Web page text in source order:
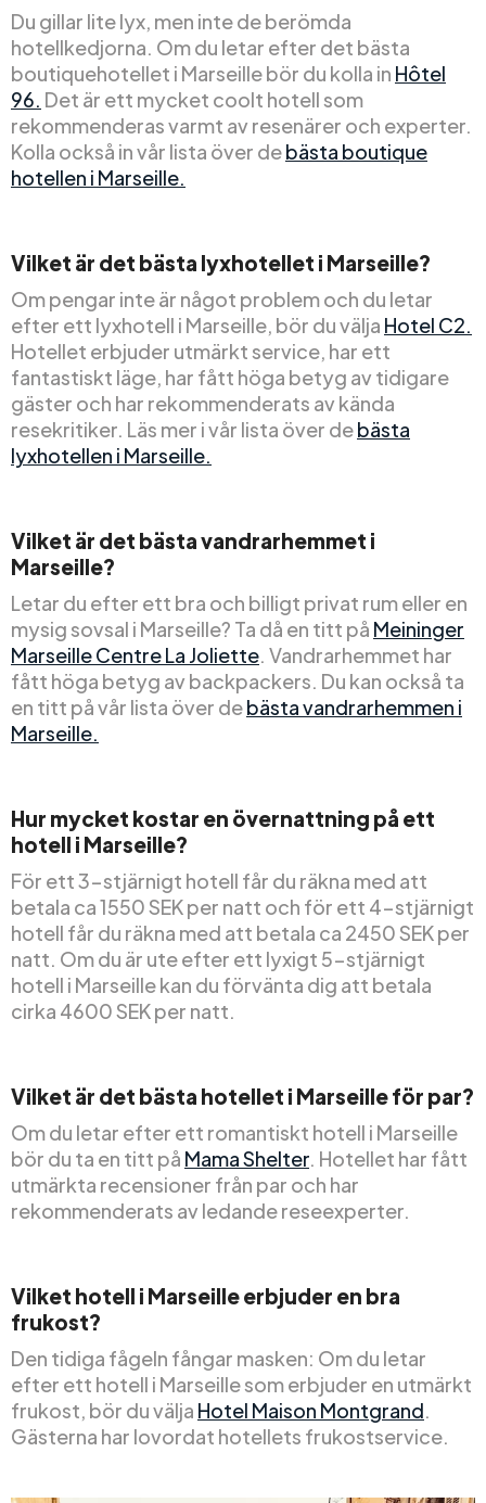
Du gillar lite lyx, men inte de berömda
hotellkedjorna. Om du letar efter det bästa
boutiquehotellet i Marseille bör du kolla in Hôtel
96. Det är ett mycket coolt hotell som
rekommenderas varmt av resenärer och experter.
Kolla också in vår lista över debästa boutique
hotellen i Marseille.
Vilket är det bästa lyxhotellet i Marseille?
Om pengar inte är något problem och du letar
efter ett lyxhotell i Marseille, bör du välja Hotel C2.
Hotellet erbjuder utmärkt service, har ett
fantastiskt läge, har fått höga betyg av tidigare
gäster och har rekommenderats av kända
resekritiker. Läs mer i vår lista över debästa
lyxhotellen i Marseille.
Vilket är det bästa vandrarhemmet i
Marseille?
Letar du efter ett bra och billigt privat rum eller en
mysig sovsal i Marseille? Ta då en titt på Meininger
Marseille Centre La Joliette. Vandrarhemmet har
fått höga betyg av backpackers. Du kan också ta
en titt på vår lista över debästa vandrarhemmen i
Marseille.
Hur mycket kostar en övernattning på ett
hotell i Marseille?
För ett 3-stjärnigt hotell får du räkna med att
betala ca 1550 SEK per natt och för ett 4-stjärnigt
hotell får du räkna med att betala ca 2450 SEK per
natt. Om du är ute efter ett lyxigt 5-stjärnigt
hotell i Marseille kan du förvänta dig att betala
cirka 4600 SEK per natt.
Vilket är det bästa hotellet i Marseille för par?
Om du letar efter ett romantiskt hotell i Marseille
bör du ta en titt på Mama Shelter. Hotellet har fått
utmärkta recensioner från par och har
rekommenderats av ledande reseexperter.
Vilket hotell i Marseille erbjuder en bra
frukost?
Den tidiga fågeln fångar masken: Om du letar
efter ett hotell i Marseille som erbjuder en utmärkt
frukost, bör du välja Hotel Maison Montgrand.
Gästerna har lovordat hotellets frukostservice.